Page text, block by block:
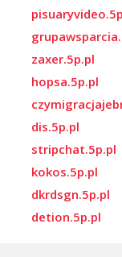
zaxer.5p.pl
hopsa.5p.pl
dis.5p.pl
stripchat.5p.pl
kokos.5p.pl
dkrdsgn.5p.pl
detion.5p.pl